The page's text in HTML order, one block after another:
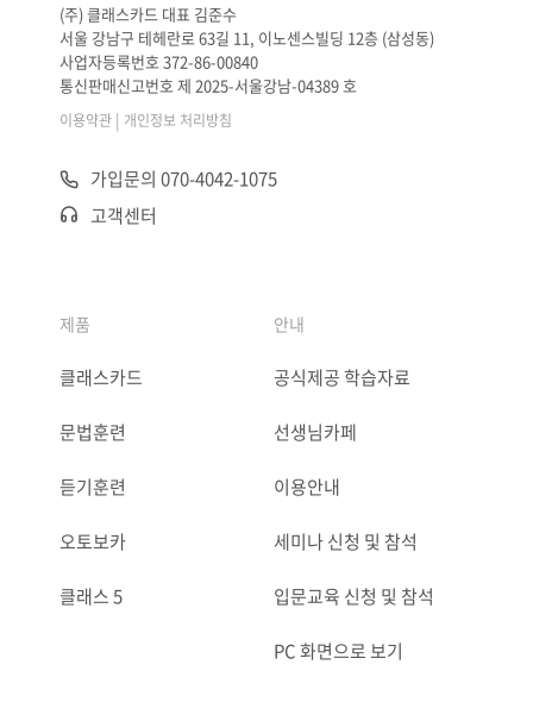
(주) 클래스카드 대표 김준수
서울 강남구 테헤란로 63길 11, 이노센스빌딩 12층 (삼성동)
사업자등록번호 372-86-00840
통신판매신고번호 제 2025-서울강남-04389 호
이용약관 | 개인정보 처리방침
가입문의 070-4042-1075
고객센터
제품
클래스카드
문법훈련
듣기훈련
오토보카
클래스 5
안내
공식제공 학습자료
선생님카페
이용안내
세미나 신청 및 참석
입문교육 신청 및 참석
PC 화면으로 보기